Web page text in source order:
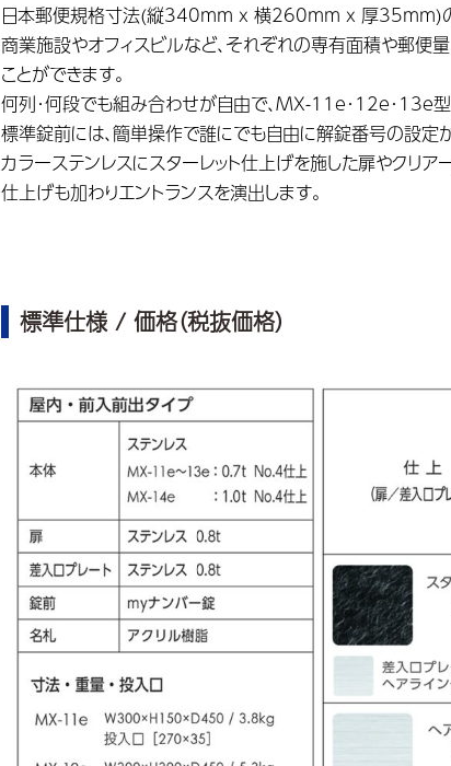
日本郵便規格寸法(縦340mm x 横260mm x 厚35mm)の
商業施設やオフィスビルなど、それぞれの専有面積や郵便
ことができます。
何列･何段でも組み合わせが自由で、MX-11e･12e･13e型
標準錠前には、簡単操作で誰にでも自由に解錠番号の設定
カラーステンレスにスターレット仕上げを施した扉やクリ
仕上げも加わりエントランスを演出します。
標準仕様 / 価格（税抜価格）